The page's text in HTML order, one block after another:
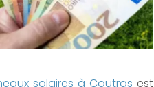
solaires à Coutras est